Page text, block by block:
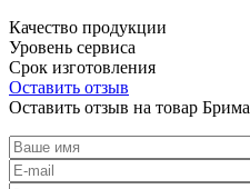
Качество продукции
Уровень сервиса
Срок изготовления
Оставить отзыв
Оставить отзыв на товар Брима